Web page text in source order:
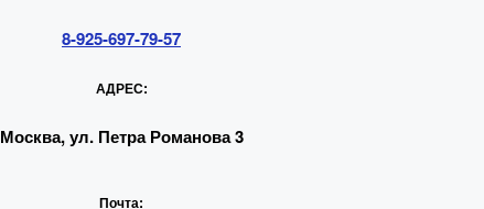
8-925-697-79-57
АДРЕС:
Москва, ул. Петра Романова 3
Почта: